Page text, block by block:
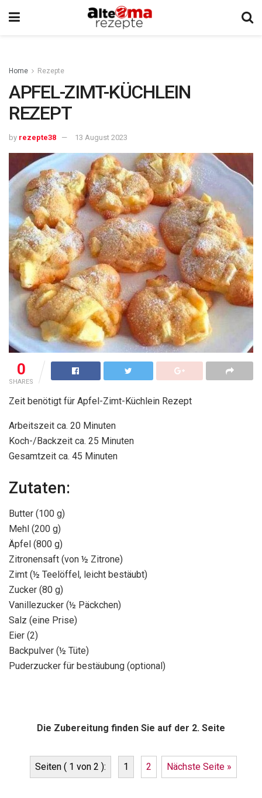
Home Rezepte
APFEL-ZIMT-KÜCHLEIN
REZEPT
by rezepte38 13 August 2023
0
SHARES
Zeit benötigt für Apfel-Zimt-Küchlein Rezept
Arbeitszeit ca. 20 Minuten
Koch-/Backzeit ca. 25 Minuten
Gesamtzeit ca. 45 Minuten
Zutaten:
Butter (100 g)
Mehl (200 g)
Äpfel (800 g)
Zitronensaft (von ½ Zitrone)
Zimt (½ Teelöffel, leicht bestäubt)
Zucker (80 g)
Vanillezucker (½ Päckchen)
Salz (eine Prise)
Eier (2)
Backpulver (½ Tüte)
Puderzucker für bestäubung (optional)
Die Zubereitung finden Sie auf der 2. Seite
Seiten ( 1 von 2 ): 1 2 Nächste Seite »